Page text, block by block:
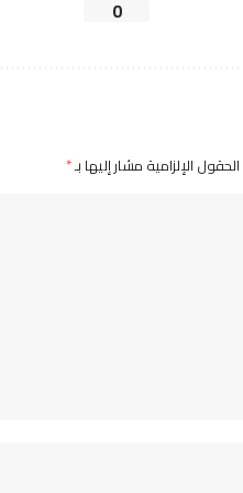
0
الحقول الإلزامية مشار إليها بـ*